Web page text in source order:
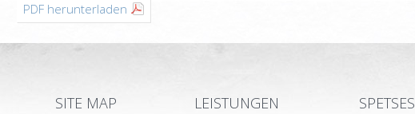
PDF herunterladen
SITE MAP LEISTUNGEN SPETSES